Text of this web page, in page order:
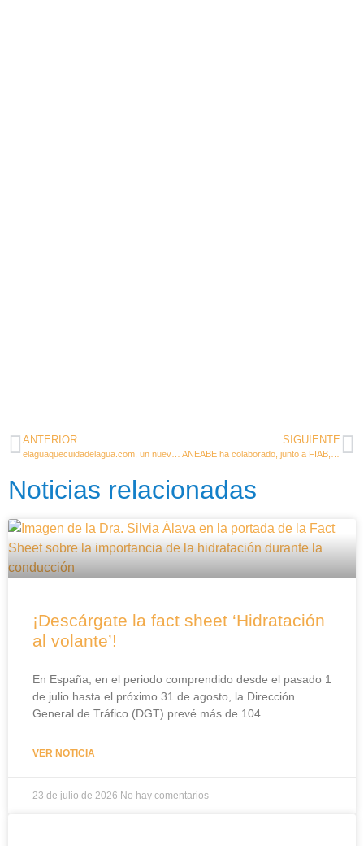
ANTERIOR SIGUIENTE
Noticias relacionadas
¡Descárgate la fact sheet ‘Hidratación
al volante’!
En España, en el periodo comprendido desde el pasado 1
de julio hasta el próximo 31 de agosto, la Dirección
General de Tráfico (DGT) prevé más de 104
VER NOTICIA
23 de julio de 2026 No hay comentarios